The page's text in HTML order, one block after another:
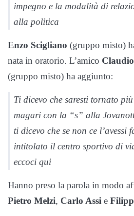
impegno e la modalità di
alla politica
Enzo Scigliano (gruppo misto)
nata in oratorio. L’amico
(gruppo misto) ha aggiunto:
Ti dicevo che saresti tornato
magari con la “s” alla
ti dicevo che se non ce l’avessi
intitolato il centro sportivo di
eccoci qui
Hanno preso la parola in modo
Pietro Melzi, Carlo Assi e